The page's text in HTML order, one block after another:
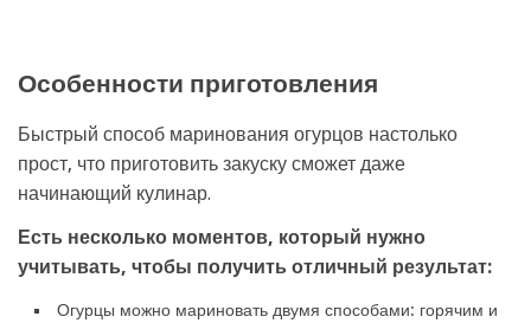
Особенности приготовления
Быстрый способ маринования огурцов настолько
прост, что приготовить закуску сможет даже
начинающий кулинар.
Есть несколько моментов, который нужно
учитывать, чтобы получить отличный результат:
Огурцы можно мариновать двумя способами: горячим и